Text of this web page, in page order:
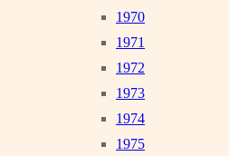
1970
1971
1972
1973
1974
1975